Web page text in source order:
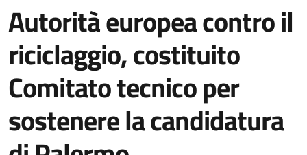
Autorità europea contro il
riciclaggio, costituito
Comitato tecnico per
sostenere la candidatura